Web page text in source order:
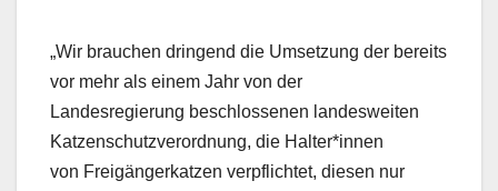
„Wir brauchen dringend die Umsetzung der bereits
vor mehr als einem Jahr von der
Landesregierung beschlossenen landesweiten
Katzenschutzverordnung, die Halter*innen
von Freigängerkatzen verpflichtet, diesen nur